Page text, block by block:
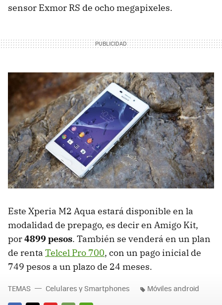
sensor Exmor RS de ocho megapixeles.
Este Xperia M2 Aqua estará disponible en la
modalidad de prepago, es decir en Amigo Kit,
por4899 pesos. También se venderá en un plan
de renta Telcel Pro 700, con un pago inicial de
749 pesos a un plazo de 24 meses.
TEMAS Celulares y Smartphones Móviles android